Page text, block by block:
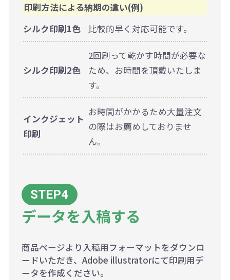
印刷方法による納期の違い(例)
シルク印刷1色
比較的早く対応可能です。
シルク印刷2色
2回刷って乾かす時間が必要な
ため、お時間を頂戴いたしま
す。
インクジェット
印刷
お時間がかかるため大量注文
の際はお薦めしておりませ
ん。
データを入稿する
商品ページより入稿用フォーマットをダウンロ
ードいただき、Adobe illustratorにて印刷用デ
ータを作成ください。